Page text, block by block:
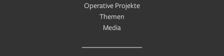
Operative Projekte
Themen
Media